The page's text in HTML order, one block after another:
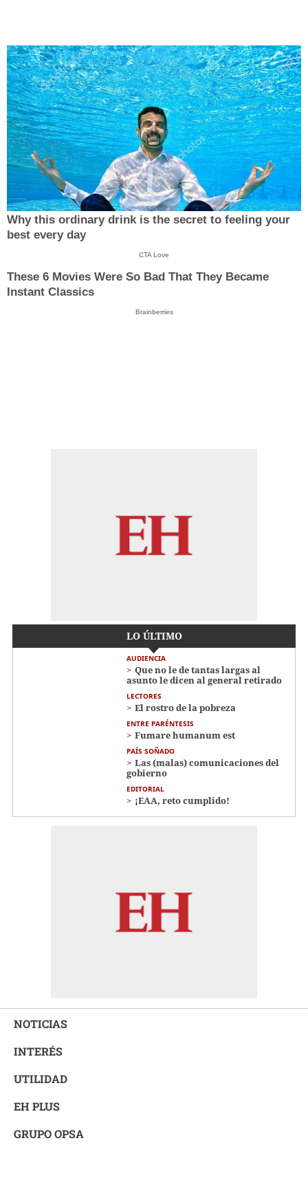
Why this ordinary drink is the secret to feeling your
best every day
CTA Love
These 6 Movies Were So Bad That They Became
Instant Classics
Brainberries
LO ÚLTIMO
AUDIENCIA
Que no le de tantas largas al
asunto le dicen al general retirado
LECTORES
El rostro de la pobreza
ENTRE PARÉNTESIS
Fumare humanum est
PAÍS SOÑADO
Las (malas) comunicaciones del
gobierno
EDITORIAL
¡EAA, reto cumplido!
NOTICIAS
INTERÉS
UTILIDAD
EH PLUS
GRUPO OPSA